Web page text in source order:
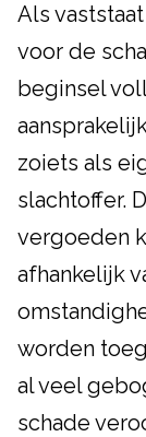
Als
voor de
beginsel
zoiets als
slachtoffer.
vergoeden
afhankelijk
worden
al veel
schade